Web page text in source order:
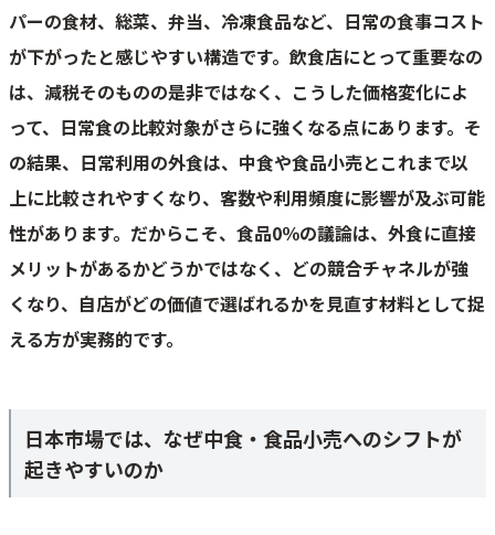
パーの食材、総菜、弁当、冷凍食品など、日常の食事コスト
が下がったと感じやすい構造です。飲食店にとって重要なの
は、減税そのものの是非ではなく、こうした価格変化によ
って、日常食の比較対象がさらに強くなる点にあります。そ
の結果、日常利用の外食は、中食や食品小売とこれまで以
上に比較されやすくなり、客数や利用頻度に影響が及ぶ可能
性があります。だからこそ、食品0％の議論は、外食に直接
メリットがあるかどうかではなく、どの競合チャネルが強
くなり、自店がどの価値で選ばれるかを見直す材料として捉
える方が実務的です。
日本市場では、なぜ中食・食品小売へのシフトが
起きやすいのか